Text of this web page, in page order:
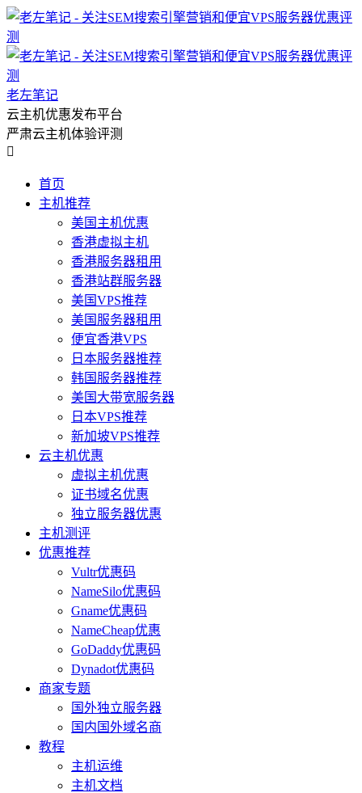
老左笔记
云主机优惠发布平台
严肃云主机体验评测

首页
主机推荐
美国主机优惠
香港虚拟主机
香港服务器租用
香港站群服务器
美国VPS推荐
美国服务器租用
便宜香港VPS
日本服务器推荐
韩国服务器推荐
美国大带宽服务器
日本VPS推荐
新加坡VPS推荐
云主机优惠
虚拟主机优惠
证书域名优惠
独立服务器优惠
主机测评
优惠推荐
Vultr优惠码
NameSilo优惠码
Gname优惠码
NameCheap优惠
GoDaddy优惠码
Dynadot优惠码
商家专题
国外独立服务器
国内国外域名商
教程
主机运维
主机文档